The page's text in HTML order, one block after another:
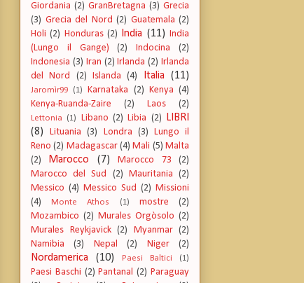
Giordania (2) GranBretagna (3) Grecia
(3) Grecia del Nord (2) Guatemala (2)
Holi (2) Honduras (2) India (11) India
(Lungo il Gange)
(2) Indocina
(2)
Indonesia (3) Iran (2) Irlanda (2) Irlanda
del Nord
(2) Islanda (4) Italia (11)
Jaromìr99 (1) Karnataka (2) Kenya (4)
Kenya-Ruanda-Zaire
(2) Laos (2)
Lettonia (1) Libano (2) Libia (2) LIBRI
(8)
Lituania (3) Londra (3) Lungo il
Reno (2) Madagascar (4) Mali (5) Malta
(2)
Marocco (7) Marocco 73
(2)
Marocco del Sud
(2) Mauritania
(2)
Messico (4) Messico Sud (2) Missioni
(4)
Monte Athos (1) mostre
(2)
Mozambico (2) Murales Orgòsolo (2)
Murales Reykjavick (2) Myanmar (2)
Namibia
(3) Nepal (2) Niger (2)
Nordamerica (10) Paesi Baltici (1)
Paesi Baschi (2) Pantanal (2) Paraguay